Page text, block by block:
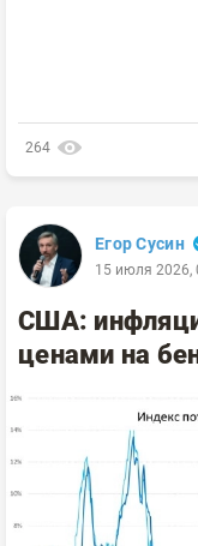
264
Егор Сусин
15 июля 2026,
США:
ценами на